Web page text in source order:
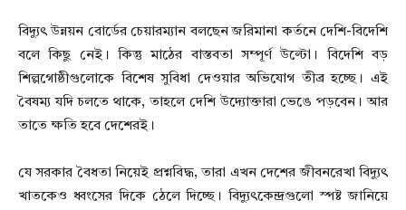
বিদ্যুৎ উন্নয়ন বোর্ডের চেয়ারম্যান বলছেন জরিমানা কর্তনে দেশি-বিদেশি
বলে কিছু নেই। কিন্তু মাঠের বাস্তবতা সম্পূর্ণ উল্টো। বিদেশি বড়
শিল্পগোষ্ঠীগুলোকে বিশেষ সুবিধা দেওয়ার অভিযোগ তীব্র হচ্ছে। এই
বৈষম্য যদি চলতে থাকে, তাহলে দেশি উদ্যোক্তারা ভেঙে পড়বেন। আর
তাতে ক্ষতি হবে দেশেরই।
যে সরকার বৈধতা নিয়েই প্রশ্নবিদ্ধ, তারা এখন দেশের জীবনরেখা বিদ্যুৎ
খাতকেও ধ্বংসের দিকে ঠেলে দিচ্ছে। বিদ্যুৎকেন্দ্রগুলো স্পষ্ট জানিয়ে